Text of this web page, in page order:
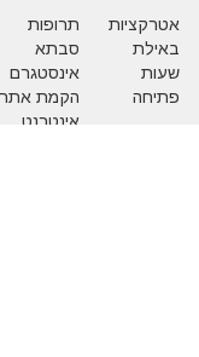
אטרקציות
באילת
תרופות
סבתא
שעות
פתיחה
אינסטגרם
הקמת אתר
אינטרנט